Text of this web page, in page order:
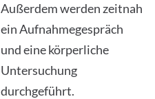
Außerdem werden zeitnah
ein Aufnahmegespräch
und eine körperliche
Untersuchung
durchgeführt.